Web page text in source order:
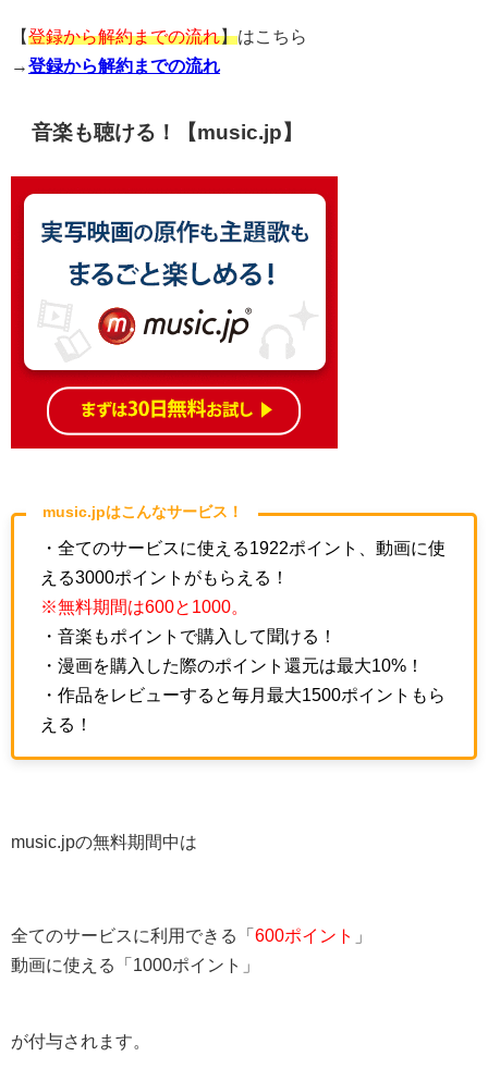
【登録から解約までの流れ】はこちら
→登録から解約までの流れ
音楽も聴ける！【music.jp】
music.jpはこんなサービス！
・全てのサービスに使える1922ポイント、動画に使
える3000ポイントがもらえる！
※無料期間は600と1000。
・音楽もポイントで購入して聞ける！
・漫画を購入した際のポイント還元は最大10%！
・作品をレビューすると毎月最大1500ポイントもら
える！
music.jpの無料期間中は
全てのサービスに利用できる「 600ポイント
」
動画に使える「1000ポイント」
が付与されます。